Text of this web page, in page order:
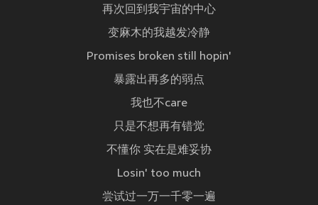
再次回到我宇宙的中心
变麻木的我越发冷静
Promises broken still hopin'
暴露出再多的弱点
我也不care
只是不想再有错觉
不懂你 实在是难妥协
Losin' too much
尝试过一万一千零一遍